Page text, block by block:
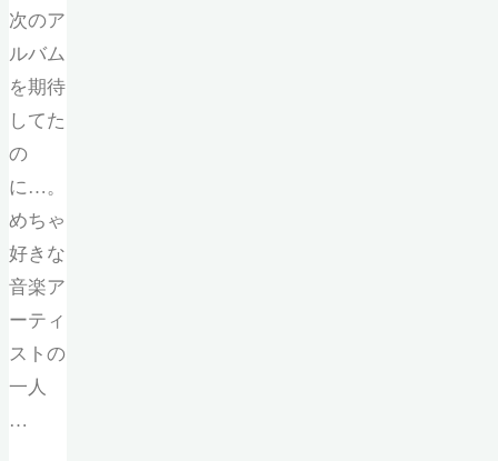
次のア
ルバム
を期待
してた
の
に…。
めちゃ
好きな
音楽ア
ーティ
ストの
一人
…